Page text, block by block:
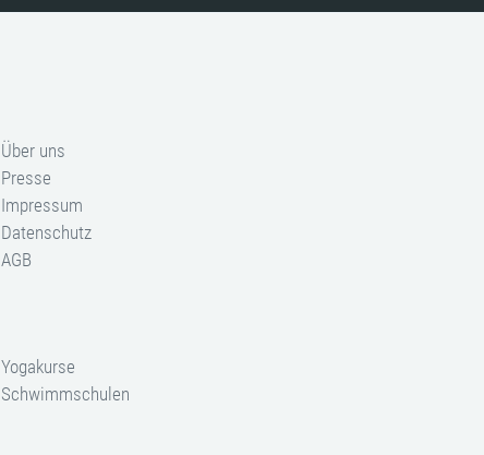
Über uns
Presse
Impressum
Datenschutz
AGB
Yogakurse
Schwimmschulen